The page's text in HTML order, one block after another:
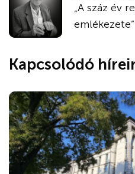
„A száz év
Kapcsolódó